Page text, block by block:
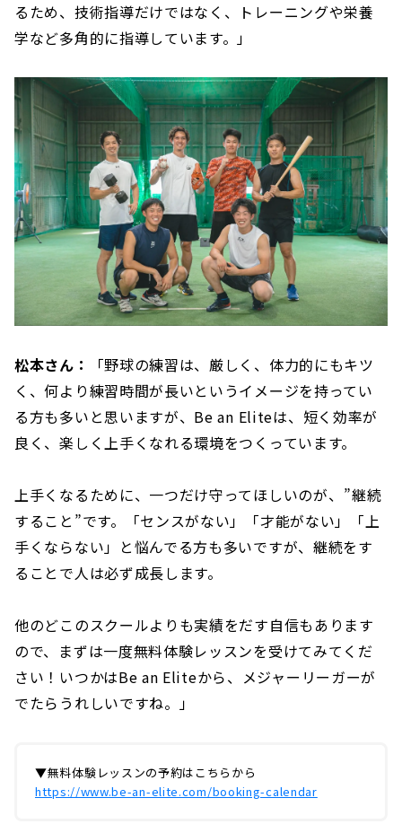
るため、技術指導だけではなく、トレーニングや栄養
学など多角的に指導しています。」
松本さん：
「野球の練習は、厳しく、体力的にもキツ
く、何より練習時間が長いというイメージを持ってい
る方も多いと思いますが、Be an Eliteは、短く効率が
良く、楽しく上手くなれる環境をつくっています。
上手くなるために、一つだけ守ってほしいのが、⁡”継続
すること”です。「センスがない」「才能がない」「上
手くならない」と悩んでる方も多いですが、継続をす
ることで人は必ず成長します。
他のどこのスクールよりも実績をだす自信もあります
ので、まずは一度無料体験レッスンを受けてみてくだ
さい！いつかはBe an Eliteから、メジャーリーガーが
でたらうれしいですね。」
▼無料体験レッスンの予約はこちらから
https://www.be-an-elite.com/booking-calendar